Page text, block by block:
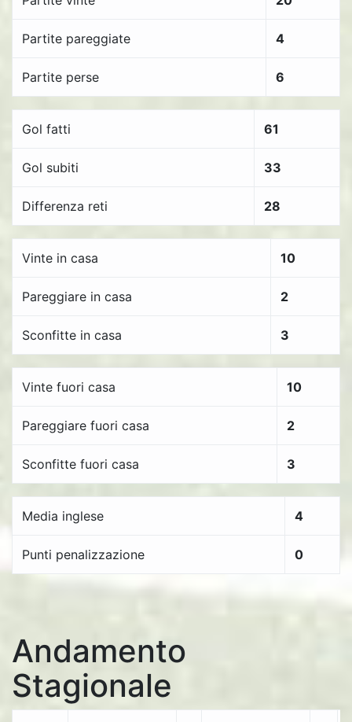
Partite pareggiate 4
Partite perse 6
Gol fatti 61
Gol subiti 33
Differenza reti 28
Vinte in casa 10
Pareggiare in casa 2
Sconfitte in casa 3
Vinte fuori casa 10
Pareggiare fuori casa 2
Sconfitte fuori casa 3
Media inglese 4
Punti penalizzazione 0
Andamento
Stagionale